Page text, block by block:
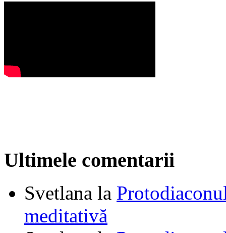
Ultimele comentarii
Svetlana la
meditativă